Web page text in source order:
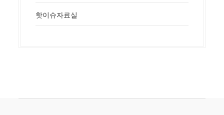
핫이슈자료실